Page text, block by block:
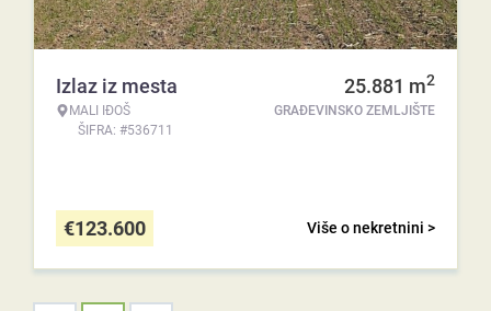
Izlaz iz mesta
MALI IĐOŠ
ŠIFRA: #536711
25.881 m2
GRAĐEVINSKO ZEMLJIŠTE
Više o nekretnini >
€123.600